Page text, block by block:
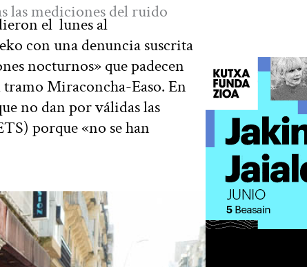
las mediciones del ruido
el lunes al
con una denuncia suscrita
nocturnos» que padecen
tramo Miraconcha-Easo. En
no dan por válidas las
porque «no se han